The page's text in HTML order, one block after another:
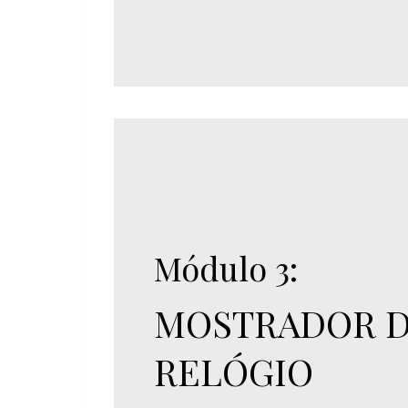
Módulo 3:
MOSTRADOR
RELÓGIO